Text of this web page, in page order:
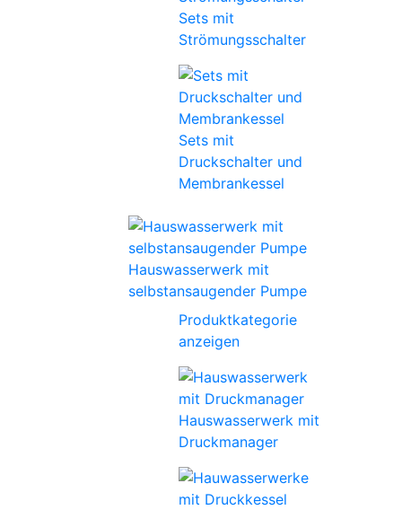
Sets mit
Strömungsschalter
Sets mit
Druckschalter und
Membrankessel
Hauswasserwerk mit
selbstansaugender Pumpe
Produktkategorie
anzeigen
Hauswasserwerk mit
Druckmanager